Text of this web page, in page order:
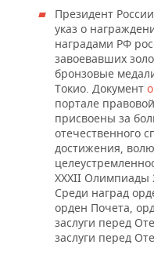
Президент
указ о
наградами РФ
завоевавших
бронзовые
Токио. Документ
портале
присвоены за
отечественного
достижения,
XXXII Олимпиады
Среди наград
орден Почета,
заслуги перед
заслуги перед